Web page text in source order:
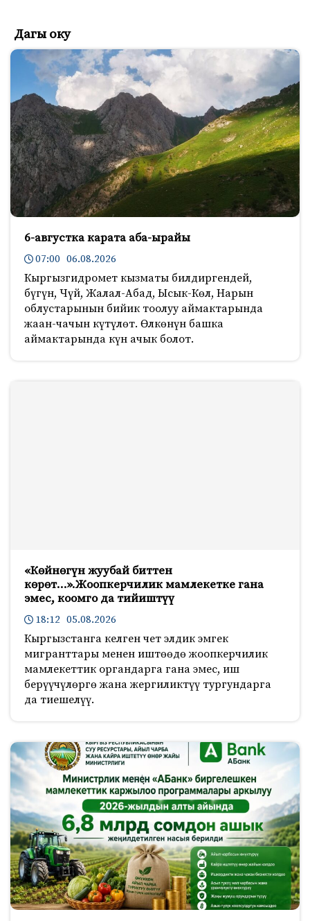
Дагы оку
6-августка карата аба-ырайы
07:00 06.08.2026
Кыргызгидромет кызматы билдиргендей,
бүгүн, Чүй, Жалал-Абад, Ысык-Көл, Нарын
облустарынын бийик тоолуу аймактарында
жаан-чачын күтүлөт. Өлкөнүн башка
аймактарында күн ачык болот.
«Көйнөгүн жуубай биттен
көрөт…».Жоопкерчилик мамлекетке гана
эмес, коомго да тийиштүү
18:12 05.08.2026
Кыргызстанга келген чет элдик эмгек
мигранттары менен иштөөдө жоопкерчилик
мамлекеттик органдарга гана эмес, иш
берүүчүлөргө жана жергиликтүү тургундарга
да тиешелүү.